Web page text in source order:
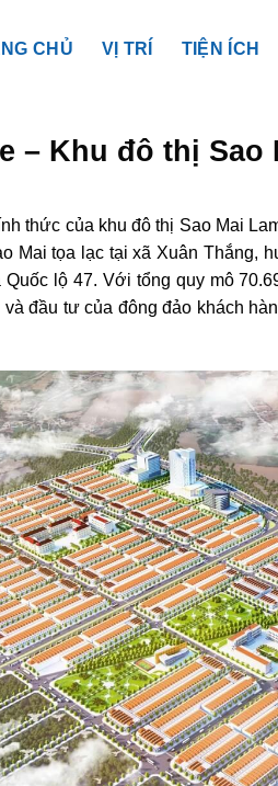
CHỦ VỊ TRÍ TIỆN ÍCH
– Khu đô thị Sao
thức của khu đô thị Sao Mai
Mai tọa lạc tại xã Xuân Thắng,
lộ 47. Với tổng quy mô
đầu tư của đông đảo khách